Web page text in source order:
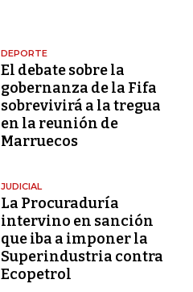
DEPORTE
El debate sobre la
gobernanza de la Fifa
sobrevivirá a la tregua
en la reunión de
Marruecos
JUDICIAL
La Procuraduría
intervino en sanción
que iba a imponer la
Superindustria contra
Ecopetrol